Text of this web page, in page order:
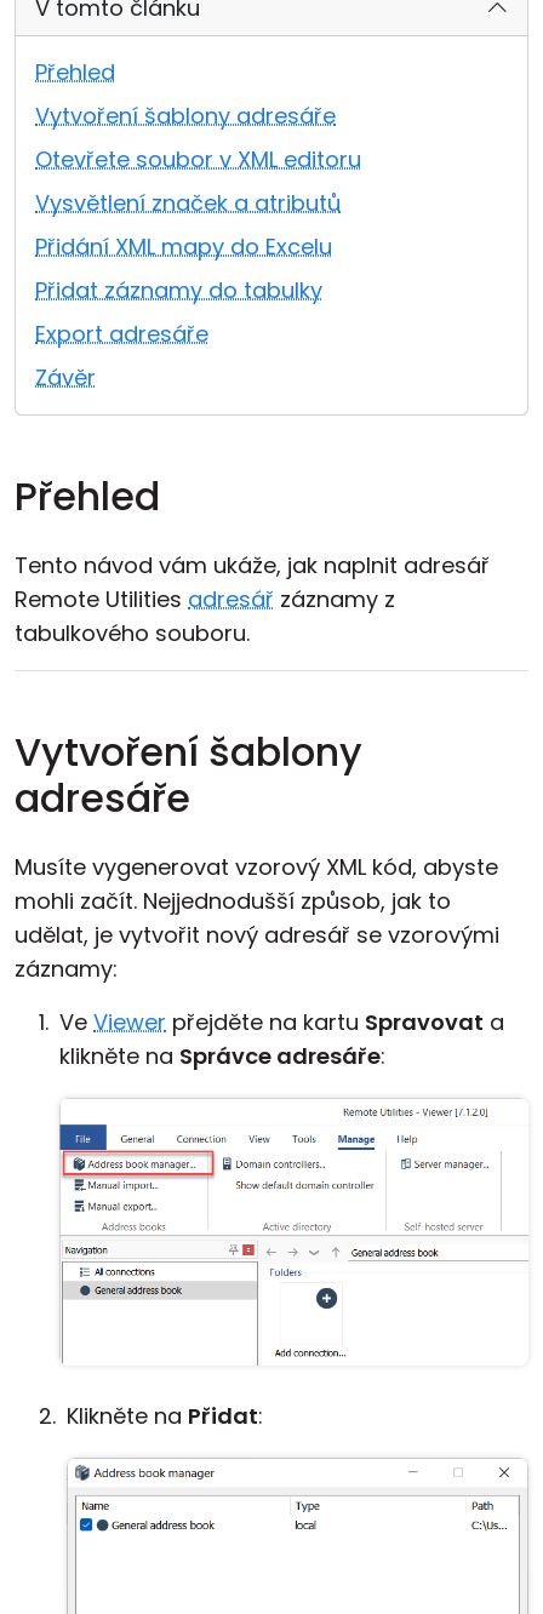
V tomto článku
Přehled
Vytvoření šablony adresáře
Otevřete soubor v XML editoru
Vysvětlení značek a atributů
Přidání XML mapy do Excelu
Přidat záznamy do tabulky
Export adresáře
Závěr
Přehled
Tento návod vám ukáže, jak naplnit adresář
Remote Utilities adresář záznamy z
tabulkového souboru.
Vytvoření šablony
adresáře
Musíte vygenerovat vzorový XML kód, abyste
mohli začít. Nejjednodušší způsob, jak to
udělat, je vytvořit nový adresář se vzorovými
záznamy:
Ve Viewer přejděte na kartu Spravovat a
klikněte na Správce adresáře:
Klikněte na Přidat:
Cloud a on-premise